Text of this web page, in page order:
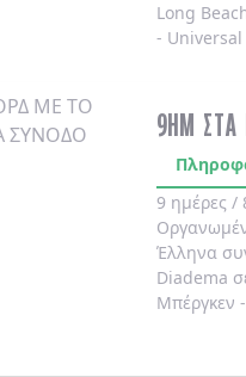
Long
-
9ΗΜ ΣΤΑ
9 ημέρες /
Έλληνα
Diadema
Μπέργκεν -